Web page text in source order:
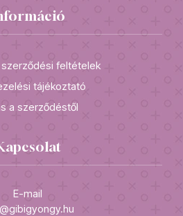
feltételek
tájékoztató
a szerződéstől
E-mail